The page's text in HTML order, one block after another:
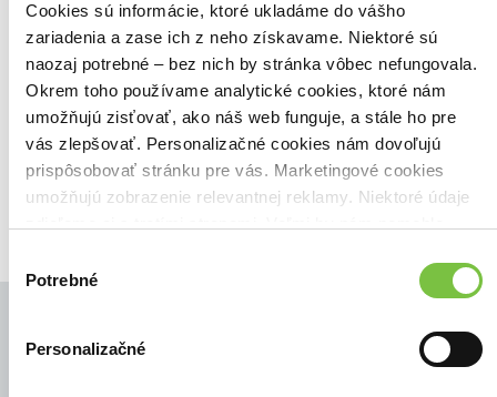
Cookies sú informácie, ktoré ukladáme do vášho
zariadenia a zase ich z neho získavame. Niektoré sú
naozaj potrebné – bez nich by stránka vôbec nefungovala.
Okrem toho používame analytické cookies, ktoré nám
umožňujú zisťovať, ako náš web funguje, a stále ho pre
vás zlepšovať. Personalizačné cookies nám dovoľujú
prispôsobovať stránku pre vás. Marketingové cookies
umožňujú zobrazenie relevantnej reklamy. Niektoré údaje
súhlasu
Potrebné
Personalizačné
Našli sme0titulov
Zoradiť podľa:
Filtrovať